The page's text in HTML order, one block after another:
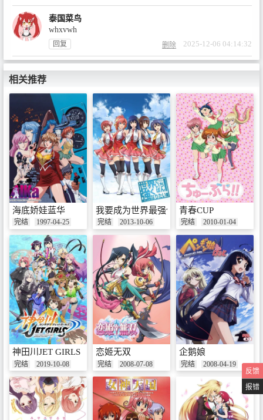
泰国菜鸟
whxvwh
回复 删除 2025-12-06 04:14:32
相关推荐
海底娇娃蓝华
完结 1997-04-25
我要成为世界最强偶像
完结 2013-10-06
青春CUP
完结 2010-01-04
神田川JET GIRLS
完结 2019-10-08
恋姬无双
完结 2008-07-08
企鹅娘
完结
2008-04-19
反馈
报错